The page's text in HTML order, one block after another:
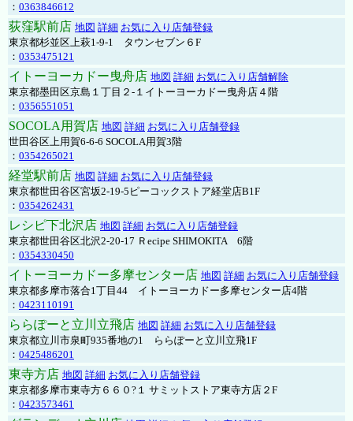
： 0363846612
荻窪駅前店 地図 詳細 お気に入り店舗登録
東京都杉並区上萩1-9-1 タウンセブン６F
： 0353475121
イトーヨーカドー曳舟店 地図 詳細 お気に入り店舗解除
東京都墨田区京島１丁目２-１イトーヨーカドー曳舟店４階
： 0356551051
SOCOLA用賀店 地図 詳細 お気に入り店舗登録
世田谷区上用賀6-6-6 SOCOLA用賀3階
： 0354265021
経堂駅前店 地図 詳細 お気に入り店舗登録
東京都世田谷区宮坂2-19-5ピーコックストア経堂店B1F
： 0354262431
レシピ下北沢店 地図 詳細 お気に入り店舗登録
東京都世田谷区北沢2-20-17 Ｒecipe SHIMOKITA 6階
： 0354330450
イトーヨーカドー多摩センター店 地図 詳細 お気に入り店舗登録
東京都多摩市落合1丁目44 イトーヨーカドー多摩センター店4階
： 0423110191
ららぽーと立川立飛店 地図 詳細 お気に入り店舗登録
東京都立川市泉町935番地の1 ららぽーと立川立飛1F
： 0425486201
東寺方店 地図 詳細 お気に入り店舗登録
東京都多摩市東寺方６６０?１ サミットストア東寺方店２F
： 0423573461